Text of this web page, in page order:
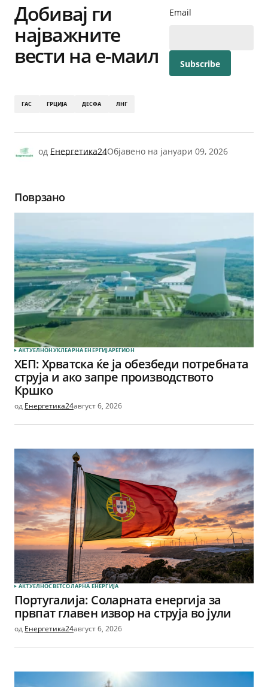
Добивај ги
најважните
вести на е-маил
Email
ГАС ГРЦИЈА ДЕСФА ЛНГ
од Енергетика24Објавено на јануари 09, 2026
Поврзано
АКТУЕЛНОНУКЛЕАРНА ЕНЕРГИЈАРЕГИОН
ХЕП: Хрватска ќе ја обезбеди потребната
струја и ако запре производството
Кршко
од Енергетика24август 6, 2026
АКТУЕЛНОСВЕТСОЛАРНА EНЕРГИЈА
Португалија: Соларната енергија за
првпат главен извор на струја во јули
од Енергетика24август 6, 2026